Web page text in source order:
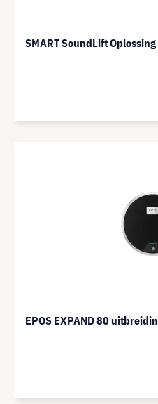
SMART SoundLift
EPOS EXPAND 80